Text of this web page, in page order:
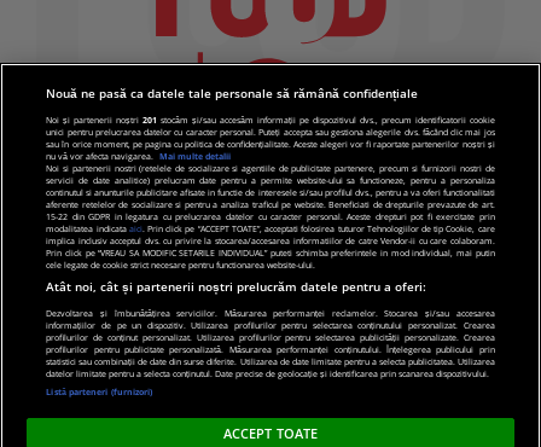
© 2019 PRO TV S.R.L |Politica de Cookie|Politica
de confidentialitate
Nouă ne pasă ca datele tale personale să rămână confidențiale
Noi și partenerii noștri201 stocăm și/sau accesăm informații pe dispozitivul dvs., precum identificatorii cookie
unici pentru prelucrarea datelor cu caracter personal. Puteți accepta sau gestiona alegerile dvs. făcând clic mai jos
sau în orice moment, pe pagina cu politica de confidențialitate. Aceste alegeri vor fi raportate partenerilor noștri și
nu vă vor afecta navigarea.
Mai multe detalii
Noi si partenerii nostri (retelele de socializare si agentiile de publicitate partenere, precum si furnizorii nostri de
servicii de date analitice) prelucram date pentru a permite website-ului sa functioneze, pentru a personaliza
continutul si anunturile publicitare afisate in functie de interesele si/sau profilul dvs., pentru a va oferi functionalitati
aferente retelelor de socializare si pentru a analiza traficul pe website. Beneficiati de drepturile prevazute de art.
15-22 din GDPR in legatura cu prelucrarea datelor cu caracter personal. Aceste drepturi pot fi exercitate prin
modalitatea indicata aici. Prin click pe “ACCEPT TOATE”, acceptati folosirea tuturor Tehnologiilor de tip Cookie, care
implica inclusiv acceptul dvs. cu privire la stocarea/accesarea informatiilor de catre Vendor-ii cu care colaboram.
Prin click pe “VREAU SA MODIFIC SETARILE INDIVIDUAL” puteti schimba preferintele in mod individual, mai putin
cele legate de cookie strict necesare pentru functionarea website-ului.
Atât noi, cât și partenerii noștri prelucrăm datele pentru a oferi:
Dezvoltarea și îmbunătățirea serviciilor. Măsurarea performanței reclamelor. Stocarea și/sau accesarea
informațiilor de pe un dispozitiv. Utilizarea profilurilor pentru selectarea conținutului personalizat. Crearea
profilurilor de conținut personalizat. Utilizarea profilurilor pentru selectarea publicității personalizate. Crearea
profilurilor pentru publicitate personalizată. Măsurarea performanței conținutului. Înțelegerea publicului prin
statistici sau combinații de date din surse diferite. Utilizarea de date limitate pentru a selecta publicitatea. Utilizarea
datelor limitate pentru a selecta conținutul. Date precise de geolocație și identificarea prin scanarea dispozitivului.
Listă parteneri (furnizori)
ACCEPT TOATE